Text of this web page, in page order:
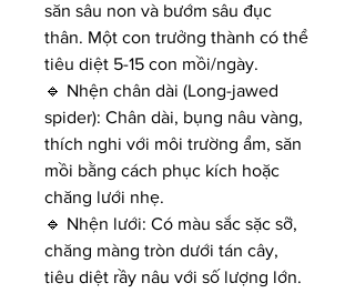
săn sâu non và bướm sâu đục
thân. Một con trưởng thành có thể
tiêu diệt 5-15 con mồi/ngày.
🔹 Nhện chân dài (Long-jawed
spider): Chân dài, bụng nâu vàng,
thích nghi với môi trường ẩm, săn
mồi bằng cách phục kích hoặc
chăng lưới nhẹ.
🔹 Nhện lưới: Có màu sắc sặc sỡ,
chăng màng tròn dưới tán cây,
tiêu diệt rầy nâu với số lượng lớn.